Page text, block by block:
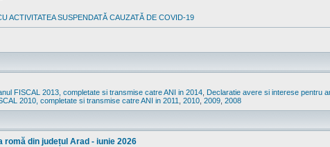
ACTIVITATEA SUSPENDATĂ CAUZATĂ DE COVID-19
FISCAL 2013, completate si transmise catre ANI in 2014 Declaratie avere si interese pentru
2010, completate si transmise catre ANI in 2011 2010 2009 2008
din județul Arad - iunie 2026